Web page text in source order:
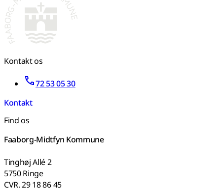
Kontakt os
72 53 05 30
Kontakt
Find os
Faaborg-Midtfyn Kommune
Tinghøj Allé 2
5750 Ringe
CVR. 29 18 86 45